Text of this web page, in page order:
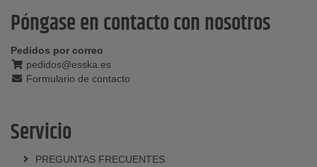
Póngase en contacto con nosotros
Pedidos por correo
pedidos@esska.es
Formulario de contacto
Servicio
PREGUNTAS FRECUENTES